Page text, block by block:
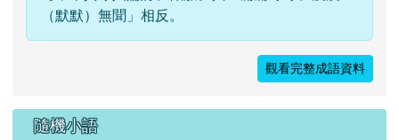
（默默）無聞」相反。
觀看完整成語資料
隨機小語